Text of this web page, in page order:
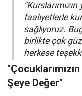
faaliyetlerle
sağlıyoruz.
birlikte çok
herkese
Şeye Değer"